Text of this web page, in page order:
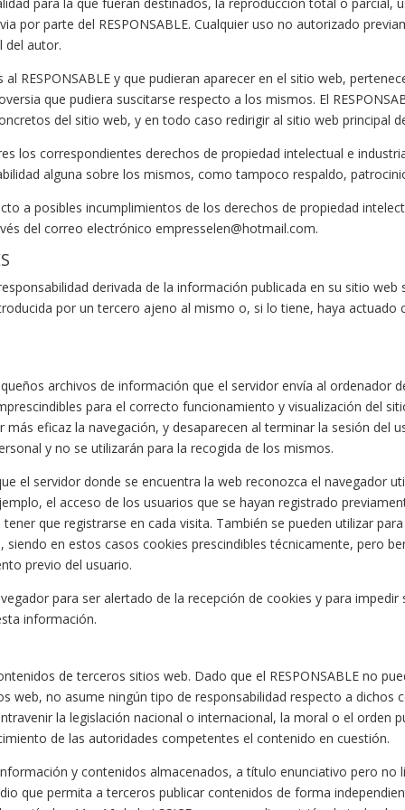
por parte del RESPONSABLE. Cualquier uso no autorizado
del autor.
RESPONSABLE y que pudieran aparecer en el sitio web,
que pudiera suscitarse respecto a los mismos. El
del sitio web, y en todo caso redirigir al sitio web principal
los correspondientes derechos de propiedad intelectual e
alguna sobre los mismos, como tampoco respaldo,
a posibles incumplimientos de los derechos de propiedad
del correo electrónico empresselen@hotmail.com.
derivada de la información publicada en su sitio
por un tercero ajeno al mismo o, si lo tiene, haya actuado
archivos de información que el servidor envía al ordenador
para el correcto funcionamiento y visualización del
eficaz la navegación, y desaparecen al terminar la sesión del
y no se utilizarán para la recogida de los mismos.
el servidor donde se encuentra la web reconozca el navegador
el acceso de los usuarios que se hayan registrado
que registrarse en cada visita. También se pueden utilizar
en estos casos cookies prescindibles técnicamente, pero
previo del usuario.
para ser alertado de la recepción de cookies y para
información.
de terceros sitios web. Dado que el RESPONSABLE no
web, no asume ningún tipo de responsabilidad respecto a dichos
la legislación nacional o internacional, la moral o el orden
de las autoridades competentes el contenido en cuestión.
y contenidos almacenados, a título enunciativo pero
que permita a terceros publicar contenidos de forma